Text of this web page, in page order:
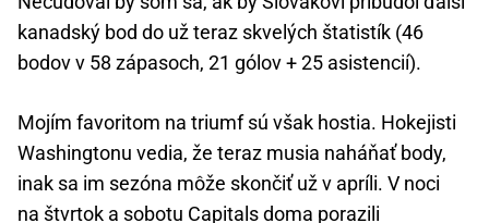
kanadský bod do už teraz skvelých štatistík (46
bodov v 58 zápasoch, 21 gólov + 25 asistencií).
Mojím favoritom na triumf sú však hostia. Hokejisti
Washingtonu vedia, že teraz musia naháňať body,
inak sa im sezóna môže skončiť už v apríli. V noci
na štvrtok a sobotu Capitals doma porazili